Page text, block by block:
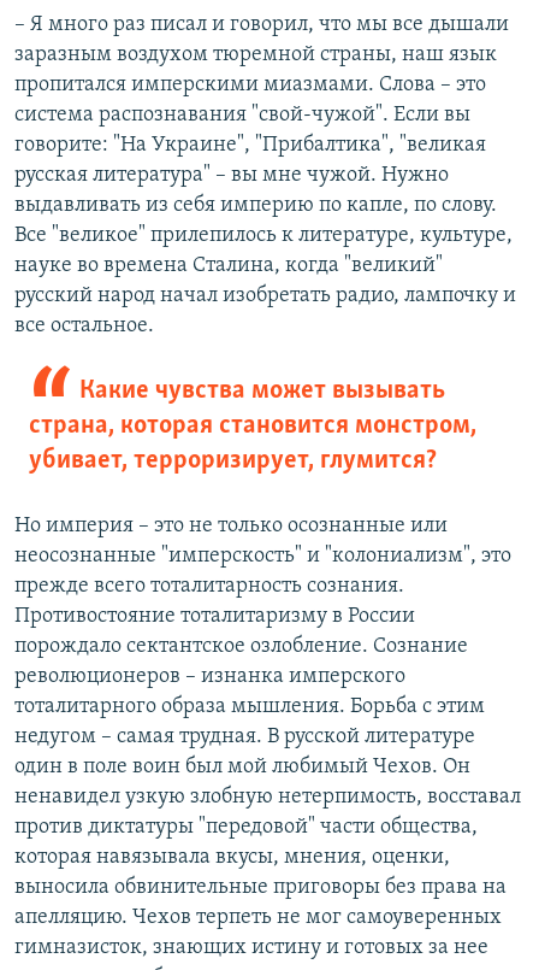
– Я много раз писал и говорил, что мы все дышали
заразным воздухом тюремной страны, наш язык
пропитался имперскими миазмами. Слова – это
система распознавания "свой-чужой". Если вы
говорите: "На Украине", "Прибалтика", "великая
русская литература" – вы мне чужой. Нужно
выдавливать из себя империю по капле, по слову.
Все "великое" прилепилось к литературе, культуре,
науке во времена Сталина, когда "великий"
русский народ начал изобретать радио, лампочку и
все остальное.
Какие чувства может вызывать
страна, которая становится монстром,
убивает, терроризирует, глумится?
Но империя – это не только осознанные или
неосознанные "имперскость" и "колониализм", это
прежде всего тоталитарность сознания.
Противостояние тоталитаризму в России
порождало сектантское озлобление. Сознание
революционеров – изнанка имперского
тоталитарного образа мышления. Борьба с этим
недугом – самая трудная. В русской литературе
один в поле воин был мой любимый Чехов. Он
ненавидел узкую злобную нетерпимость, восставал
против диктатуры "передовой" части общества,
которая навязывала вкусы, мнения, оценки,
выносила обвинительные приговоры без права на
апелляцию. Чехов терпеть не мог самоуверенных
гимназисток, знающих истину и готовых за нее